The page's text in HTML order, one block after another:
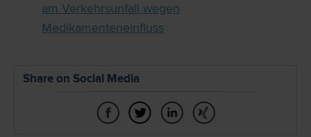
am Verkehrsunfall wegen
Medikamenteneinfluss
Share on Social Media